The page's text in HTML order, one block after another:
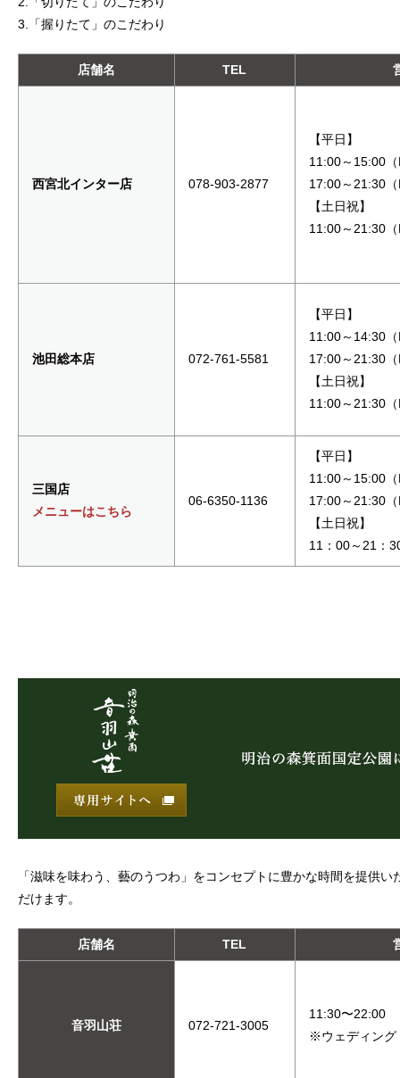
3.「握りたて」のこだわり
店舗名 TEL
西宮北インター店 078-903-2877
【平日】
11:00～15:00
17:00～21:30
【土日祝】
11:00～21:30
池田総本店 072-761-5581
【平日】
11:00～14:30
17:00～21:30
【土日祝】
11:00～21:30
三国店
メニューはこちら
06-6350-1136
【平日】
11:00～15:00
17:00～21:30
【土日祝】
11：00～21：
「滋味を味わう、藝のうつわ」をコンセプトに豊かな時間を提供
だけます。
店舗名 TEL
音羽山荘 072-721-3005
11:30〜22:00
※ウェディング